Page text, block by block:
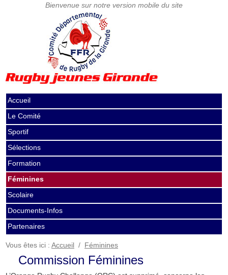
Accueil
Le Comité
Sportif
Sélections
Formation
Féminines
Scolaire
Documents-Infos
Partenaires
Vous êtes ici : Accueil / Féminines
Commission Féminines